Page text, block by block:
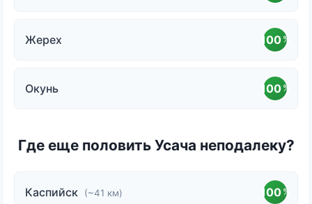
Жерех 100 %
Окунь 100 %
Где еще половить Усача неподалеку?
Каспийск (~41 км) 100 %